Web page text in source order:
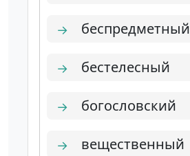
→ беспредметный
→ бестелесный
→ богословский
→ вещественный